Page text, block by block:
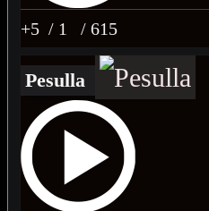
+5 / 1 / 615
Pesulla